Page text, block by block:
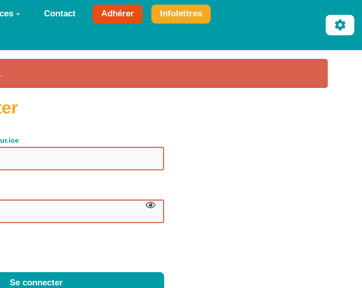
Contact Adhérer Infolettres
Se connecter